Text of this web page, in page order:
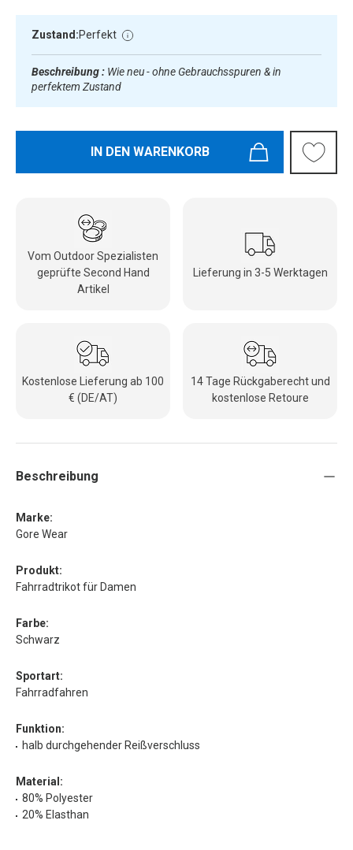
Zustand:Perfekt
Beschreibung : Wie neu - ohne Gebrauchsspuren & in
perfektem Zustand
IN DEN WARENKORB
Vom Outdoor Spezialisten
geprüfte Second Hand
Artikel
Lieferung in 3-5 Werktagen
Kostenlose Lieferung ab 100
€ (DE/AT)
14 Tage Rückgaberecht und
kostenlose Retoure
Beschreibung
Marke:
Gore Wear
Produkt:
Fahrradtrikot für Damen
Farbe:
Schwarz
Sportart:
Fahrradfahren
Funktion:
halb durchgehender Reißverschluss
Material:
80% Polyester
20% Elasthan